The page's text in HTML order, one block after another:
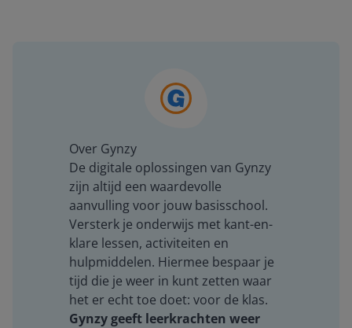
Over Gynzy
De digitale oplossingen van Gynzy
zijn altijd een waardevolle
aanvulling voor jouw basisschool.
Versterk je onderwijs met kant-en-
klare lessen, activiteiten en
hulpmiddelen. Hiermee bespaar je
tijd die je weer in kunt zetten waar
het er echt toe doet: voor de klas.
Gynzy geeft leerkrachten weer